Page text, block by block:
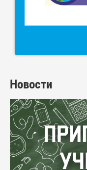
Новости